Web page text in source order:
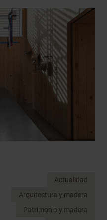
Actualidad
Arquitectura y madera
Patrimonio y madera